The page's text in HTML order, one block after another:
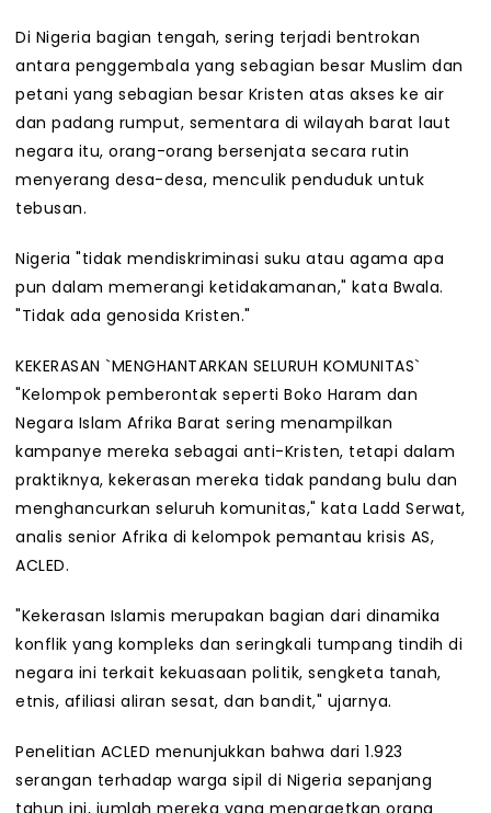
Di Nigeria bagian tengah, sering terjadi bentrokan
antara penggembala yang sebagian besar Muslim dan
petani yang sebagian besar Kristen atas akses ke air
dan padang rumput, sementara di wilayah barat laut
negara itu, orang-orang bersenjata secara rutin
menyerang desa-desa, menculik penduduk untuk
tebusan.
Nigeria "tidak mendiskriminasi suku atau agama apa
pun dalam memerangi ketidakamanan," kata Bwala.
"Tidak ada genosida Kristen."
KEKERASAN `MENGHANTARKAN SELURUH KOMUNITAS`
"Kelompok pemberontak seperti Boko Haram dan
Negara Islam Afrika Barat sering menampilkan
kampanye mereka sebagai anti-Kristen, tetapi dalam
praktiknya, kekerasan mereka tidak pandang bulu dan
menghancurkan seluruh komunitas," kata Ladd Serwat,
analis senior Afrika di kelompok pemantau krisis AS,
ACLED.
"Kekerasan Islamis merupakan bagian dari dinamika
konflik yang kompleks dan seringkali tumpang tindih di
negara ini terkait kekuasaan politik, sengketa tanah,
etnis, afiliasi aliran sesat, dan bandit," ujarnya.
Penelitian ACLED menunjukkan bahwa dari 1.923
serangan terhadap warga sipil di Nigeria sepanjang